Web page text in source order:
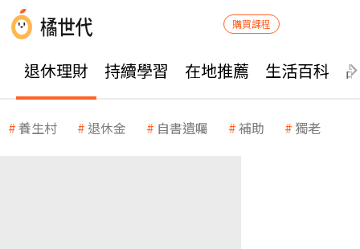
購買課程
退休理財 持續學習 在地推薦 生活百科
養生村 退休金 自書遺囑 補助 獨老